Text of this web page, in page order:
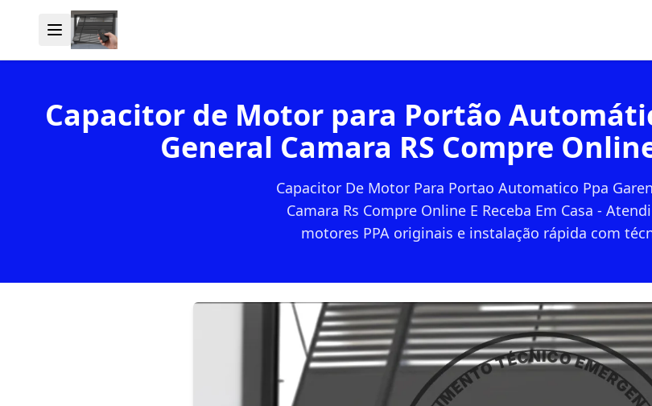
Capacitor de Motor para Portão
General Camara RS Compre
Capacitor De Motor Para Portao Automatico Ppa
Camara Rs Compre Online E Receba Em Casa -
motores PPA originais e instalação rápida com